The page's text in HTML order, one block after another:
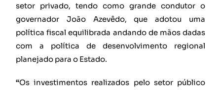
setor privado, tendo como grande condutor o
governador João Azevêdo, que adotou uma
política fiscal equilibrada andando de mãos dadas
com a política de desenvolvimento regional
planejado para o Estado.
“Os investimentos realizados pelo setor público